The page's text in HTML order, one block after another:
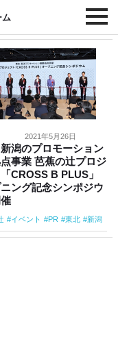
2021年5月26日
潟のプロモーション
事業 芭蕉の辻プロジ
CROSS B PLUS」
ング記念シンポジウ
イベント PR 東北 新潟